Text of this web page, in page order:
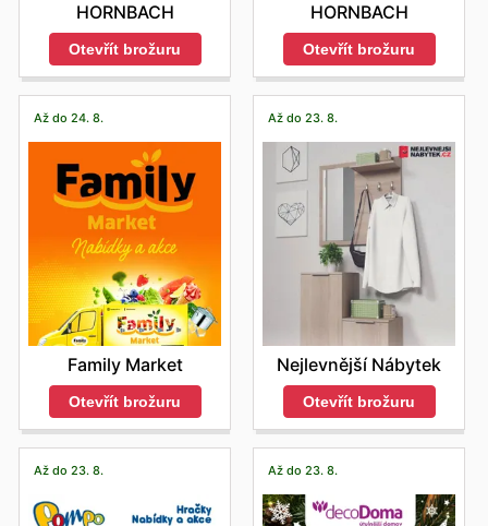
HORNBACH
Otevřít brožuru
HORNBACH
Otevřít brožuru
Až do 24. 8.
Family Market
Otevřít brožuru
Až do 23. 8.
Nejlevnější Nábytek
Otevřít brožuru
Až do 23. 8. Až do 23. 8.